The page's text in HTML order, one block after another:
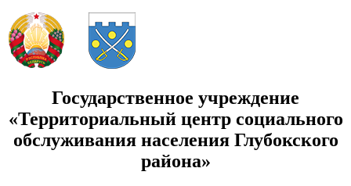
Государственное учреждение
«Территориальный центр социального
обслуживания населения Глубокского
района»